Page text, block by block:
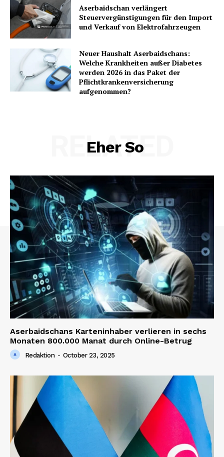
Aserbaidschan verlängert
Steuervergünstigungen für den Import
und Verkauf von Elektrofahrzeugen
Neuer Haushalt Aserbaidschans:
Welche Krankheiten außer Diabetes
werden 2026 in das Paket der
Pflichtkrankenversicherung
aufgenommen?
Eher So
RELATED
Aserbaidschans Karteninhaber verlieren in sechs
Monaten 800.000 Manat durch Online-Betrug
Redaktion - October 23, 2025